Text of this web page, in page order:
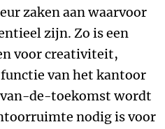
zaken aan waarvoor
zijn. Zo is een
voor creativiteit,
van het kantoor
de-toekomst wordt
nodig is voor